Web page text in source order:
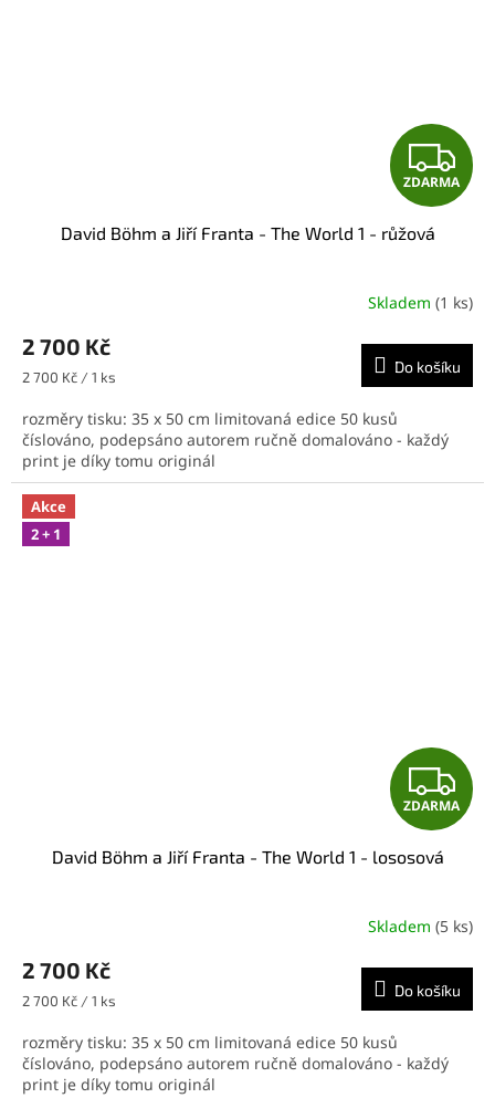
Z
D
R
M
A
ZDARMA
David Böhm a Jiří Franta - The World 1 - růžová
Skladem (1 ks)
2 700 Kč
Měrná
2 700 Kč / 1 ks
Do košíku
rozměry tisku: 35 x 50 cm limitovaná edice 50 kusů
číslováno, podepsáno autorem ručně domalováno - každý
print je díky tomu originál
Akce
2 + 1
Z
D
R
M
A
ZDARMA
David Böhm a Jiří Franta - The World 1 - lososová
Skladem (5 ks)
2 700 Kč
Měrná
2 700 Kč / 1 ks
Do košíku
rozměry tisku: 35 x 50 cm limitovaná edice 50 kusů
číslováno, podepsáno autorem ručně domalováno - každý
print je díky tomu originál